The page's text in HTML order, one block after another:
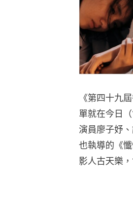
《第四十九
單就在今日
演員廖子妤
也執導的《
影人古天樂